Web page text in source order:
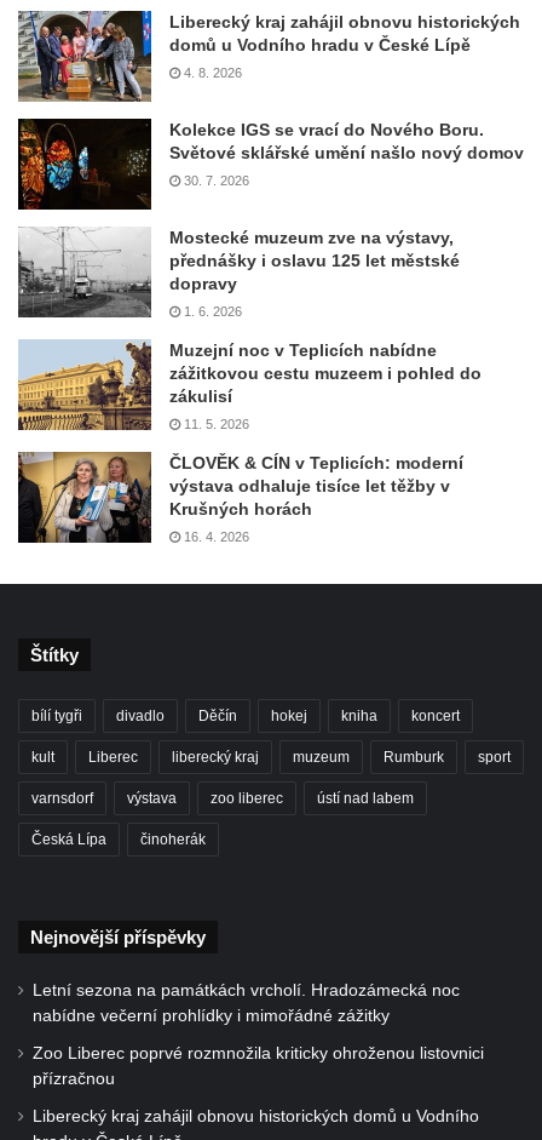
Liberecký kraj zahájil obnovu historických
domů u Vodního hradu v České Lípě
4. 8. 2026
Kolekce IGS se vrací do Nového Boru.
Světové sklářské umění našlo nový domov
30. 7. 2026
Mostecké muzeum zve na výstavy,
přednášky i oslavu 125 let městské
dopravy
1. 6. 2026
Muzejní noc v Teplicích nabídne
zážitkovou cestu muzeem i pohled do
zákulisí
11. 5. 2026
ČLOVĚK & CÍN v Teplicích: moderní
výstava odhaluje tisíce let těžby v
Krušných horách
16. 4. 2026
Štítky
bílí tygři divadlo Děčín hokej kniha koncert
kult Liberec liberecký kraj muzeum Rumburk sport
varnsdorf výstava zoo liberec ústí nad labem
Česká Lípa činoherák
Nejnovější příspěvky
Letní sezona na památkách vrcholí. Hradozámecká noc
nabídne večerní prohlídky i mimořádné zážitky
Zoo Liberec poprvé rozmnožila kriticky ohroženou listovnici
přízračnou
Liberecký kraj zahájil obnovu historických domů u Vodního